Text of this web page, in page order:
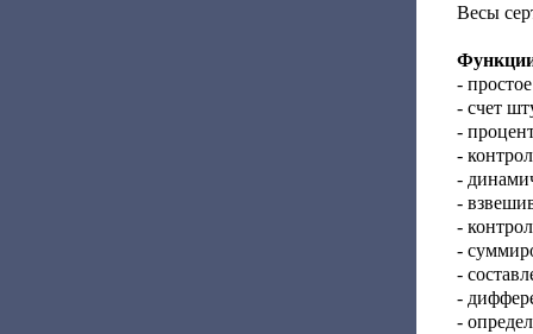
Весы
-
- счет
-
-
-
-
-
-
-
-
-